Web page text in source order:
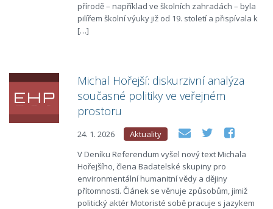
přírodě – například ve školních zahradách – byla
pilířem školní výuky již od 19. století a přispívala k
[…]
Michal Hořejší: diskurzivní analýza
současné politiky ve veřejném
prostoru
24. 1. 2026
Aktuality
V Deníku Referendum vyšel nový text Michala
Hořejšího, člena Badatelské skupiny pro
environmentální humanitní vědy a dějiny
přítomnosti. Článek se věnuje způsobům, jimiž
politický aktér Motoristé sobě pracuje s jazykem